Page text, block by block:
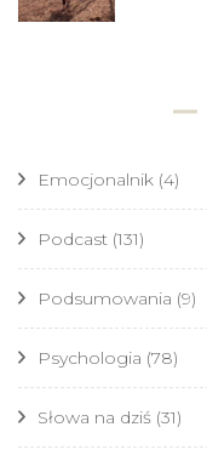
Emocjonalnik (4)
Podcast (131)
Podsumowania (9)
Psychologia (78)
Słowa na dziś (31)